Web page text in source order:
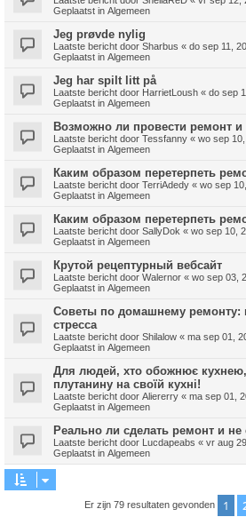
Geplaatst in Algemeen
Jeg prøvde nylig
Laatste bericht door Sharbus « do sep 11,
Geplaatst in Algemeen
Jeg har spilt litt på
Laatste bericht door HarrietLoush « do sep
Geplaatst in Algemeen
Возможно ли провести ремонт и
Laatste bericht door Tessfanny « wo sep
Geplaatst in Algemeen
Каким образом перетерпеть
Laatste bericht door TerriAdedy « wo sep
Geplaatst in Algemeen
Каким образом перетерпеть
Laatste bericht door SallyDok « wo sep 10,
Geplaatst in Algemeen
Крутой рецептурный вебсайт
Laatste bericht door Walernor « wo sep 03,
Geplaatst in Algemeen
Советы по домашнему ремонту:
стресса
Laatste bericht door Shilalow « ma sep 01,
Geplaatst in Algemeen
Для людей, хто обожнює
плутанину на своїй кухні!
Laatste bericht door Aliererry « ma sep 01,
Geplaatst in Algemeen
Реально ли сделать ремонт и не
Laatste bericht door Lucdapeabs « vr aug
Geplaatst in Algemeen
Er zijn 79 resultaten gevonden 1